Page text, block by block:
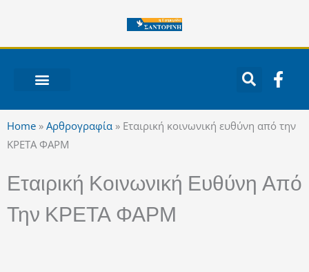
περιεχόμενο
F
a
e
b
k
Home » Αρθρογραφία » Εταιρική κοινωνική ευθύνη από την
ΚΡΕΤΑ ΦΑΡΜ
Εταιρική Κοινωνική Ευθύνη Από
Την ΚΡΕΤΑ ΦΑΡΜ